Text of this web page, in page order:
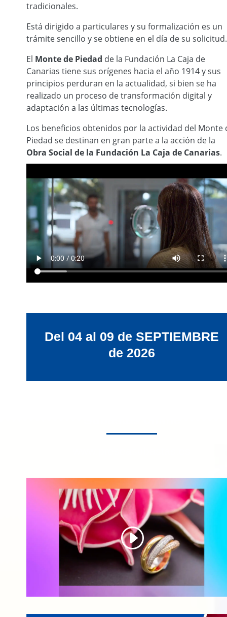
tradicionales.
Está dirigido a particulares y su formalización es un
trámite sencillo y se obtiene en el día de su solicitud.
El Monte de Piedad de la Fundación La Caja de
Canarias tiene sus orígenes hacia el año 1914 y sus
principios perduran en la actualidad, si bien se ha
realizado un proceso de transformación digital y
adaptación a las últimas tecnologías.
Los beneficios obtenidos por la actividad del Monte
Piedad se destinan en gran parte a la acción de la
Obra Social de la Fundación La Caja de Canarias.
Del 04 al 09 de SEPTIEMBRE
de 2026